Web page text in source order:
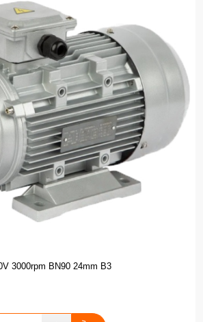
3000rpm BN90 24mm B3